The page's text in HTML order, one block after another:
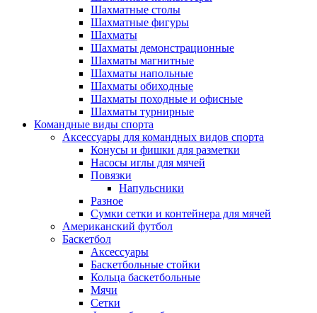
Шахматные столы
Шахматные фигуры
Шахматы
Шахматы демонстрационные
Шахматы магнитные
Шахматы напольные
Шахматы обиходные
Шахматы походные и офисные
Шахматы турнирные
Командные виды спорта
Аксессуары для командных видов спорта
Конусы и фишки для разметки
Насосы иглы для мячей
Повязки
Напульсники
Разное
Сумки сетки и контейнера для мячей
Американский футбол
Баскетбол
Аксессуары
Баскетбольные стойки
Кольца баскетбольные
Мячи
Сетки